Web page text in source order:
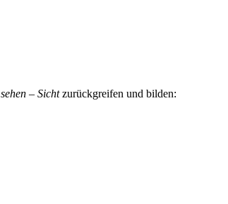
sehen – Sichtzurückgreifen und bilden: